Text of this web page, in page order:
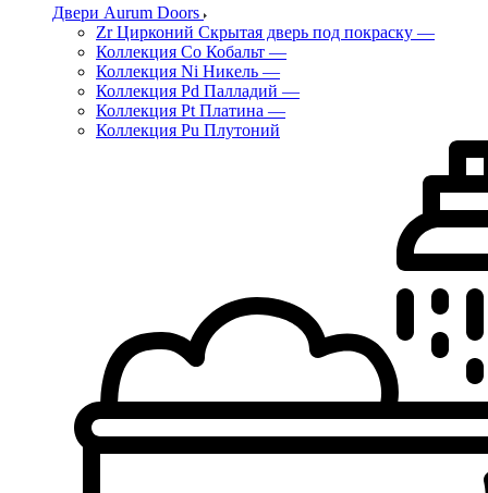
Двери Aurum Doors
Zr Цирконий Скрытая дверь под покраску —
Коллекция Co Кобальт —
Коллекция Ni Никель —
Коллекция Pd Палладий —
Коллекция Pt Платина —
Коллекция Pu Плутоний